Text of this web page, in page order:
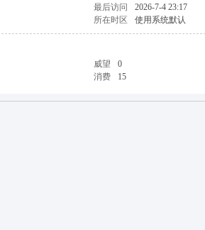
最后访问
2026-7-4 23:17
所在时区 使用系统默认
威望
0
消费 15